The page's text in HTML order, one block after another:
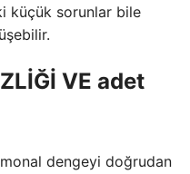
küçük sorunlar bile
VE adet
dengeyi doğrudan